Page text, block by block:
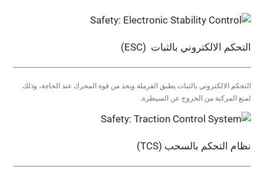
التحكم الالكتروني بالثبات (ESC)
التحكم الالكتروني بالثبات يطبق الفرملة ويحد من قوة المحرك عند الحاجة، وذلك
لمنع المركبة من الخروج عن السيطرة.
نظام التحكم بالسحب (TCS)